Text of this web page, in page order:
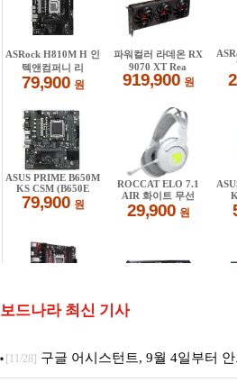
보드나라 최신 기사
[11/28] 구글 어시스턴트, 9월 4일부터